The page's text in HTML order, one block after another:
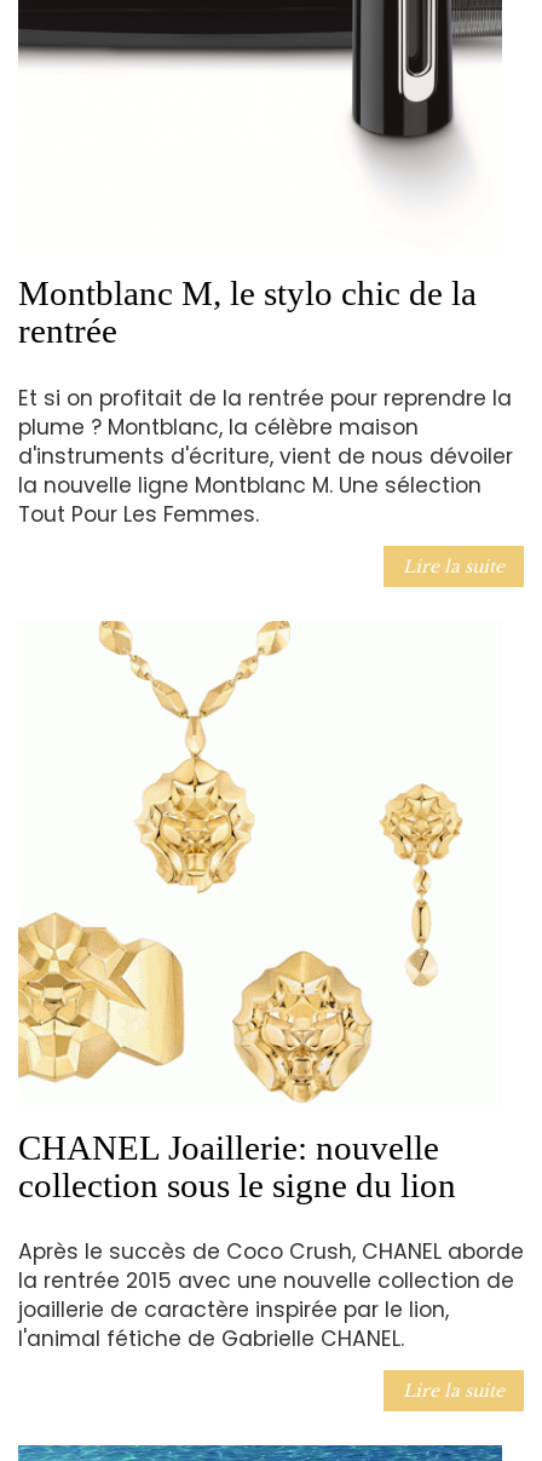
Montblanc M, le stylo chic de la
rentrée
Et si on profitait de la rentrée pour reprendre la
plume ? Montblanc, la célèbre maison
d'instruments d'écriture, vient de nous dévoiler
la nouvelle ligne Montblanc M. Une sélection
Tout Pour Les Femmes.
Lire la suite
CHANEL Joaillerie: nouvelle
collection sous le signe du lion
Après le succès de Coco Crush, CHANEL aborde
la rentrée 2015 avec une nouvelle collection de
joaillerie de caractère inspirée par le lion,
l'animal fétiche de Gabrielle CHANEL.
Lire la suite